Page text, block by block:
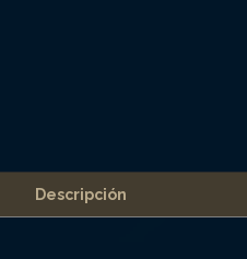
Descripción